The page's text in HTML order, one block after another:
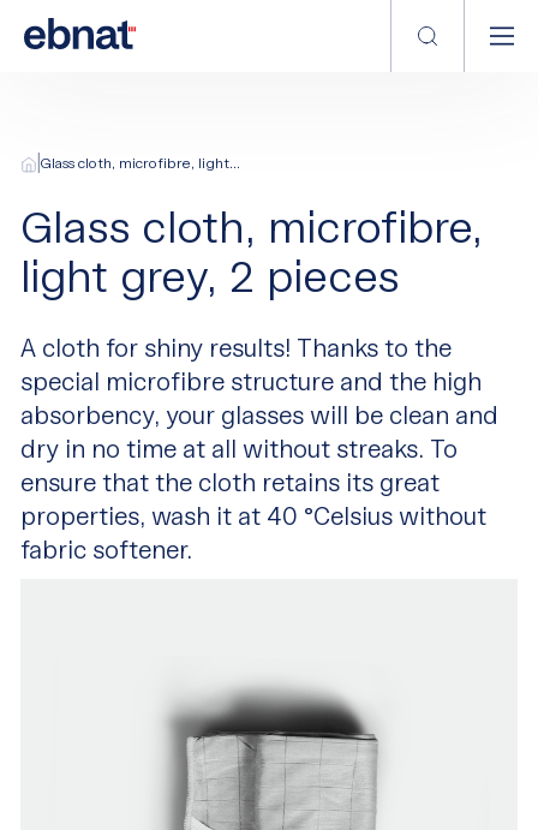
|Glass cloth, microfibre, light...
Glass cloth, microfibre,
light grey, 2 pieces
A cloth for shiny results! Thanks to the
special microfibre structure and the high
absorbency, your glasses will be clean and
dry in no time at all without streaks. To
ensure that the cloth retains its great
properties, wash it at 40 °Celsius without
fabric softener.